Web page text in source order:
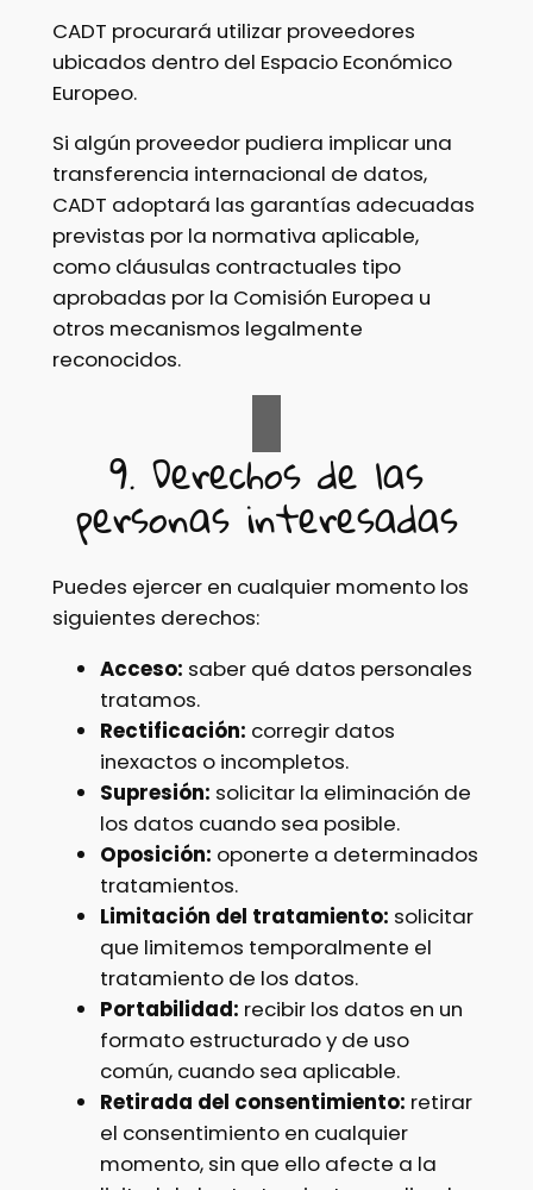
CADT procurará utilizar proveedores
ubicados dentro del Espacio Económico
Europeo.
Si algún proveedor pudiera implicar una
transferencia internacional de datos,
CADT adoptará las garantías adecuadas
previstas por la normativa aplicable,
como cláusulas contractuales tipo
aprobadas por la Comisión Europea u
otros mecanismos legalmente
reconocidos.
9. Derechos de las
personas interesadas
Puedes ejercer en cualquier momento los
siguientes derechos:
Acceso: saber qué datos personales
tratamos.
Rectificación: corregir datos
inexactos o incompletos.
Supresión: solicitar la eliminación de
los datos cuando sea posible.
Oposición: oponerte a determinados
tratamientos.
Limitación del tratamiento: solicitar
que limitemos temporalmente el
tratamiento de los datos.
Portabilidad: recibir los datos en un
formato estructurado y de uso
común, cuando sea aplicable.
Retirada del consentimiento: retirar
el consentimiento en cualquier
momento, sin que ello afecte a la